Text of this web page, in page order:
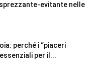
evitante nelle
perché i “piaceri
per il...